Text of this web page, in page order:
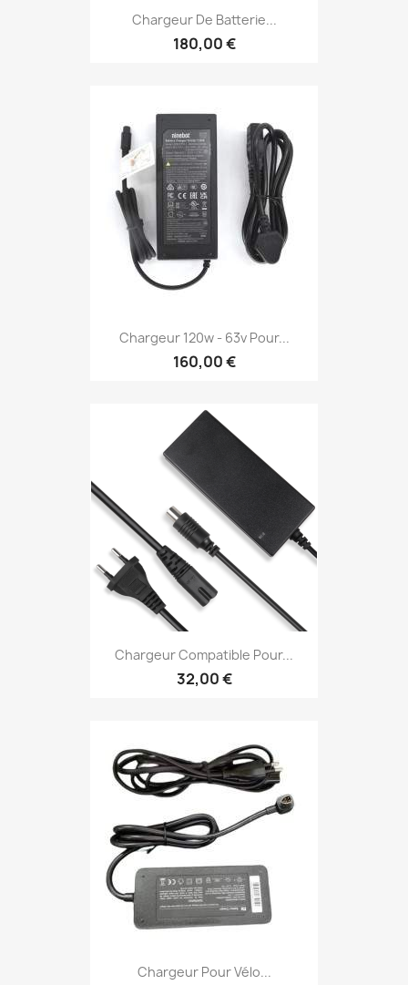
Chargeur De Batterie...
180,00 €
Chargeur 120w - 63v Pour...
160,00 €
Chargeur Compatible Pour...
32,00 €
Chargeur Pour Vélo...